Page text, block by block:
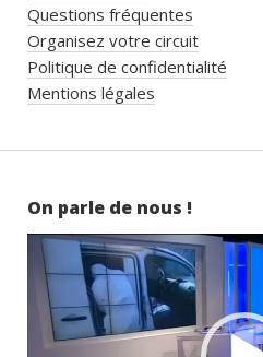
Questions fréquentes
Organisez votre circuit
Politique de confidentialité
Mentions légales
On parle de nous !
Lecteur
vidéo